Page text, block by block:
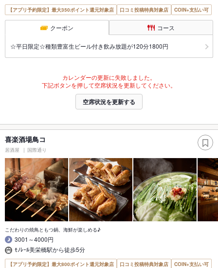
【アプリ予約限定】最大350ポイント還元対象店 口コミ投稿特典対象店 COIN+支払い可
クーポン コース
☆平日限定☆種類豊富生ビール付き飲み放題が120分1800円
カレンダーの更新に失敗しました。
下記ボタンを押して空席状況を更新してください。
空席状況を更新する
喜楽酒場鳥コ
居酒屋 国際通り
こだわりの焼鳥ともつ鍋、海鮮が楽しめる♪
3001～4000円
ﾓﾉﾚｰﾙ美栄橋駅から徒歩5分
【アプリ予約限定】最大800ポイント還元対象店 口コミ投稿特典対象店
COIN+支払い可